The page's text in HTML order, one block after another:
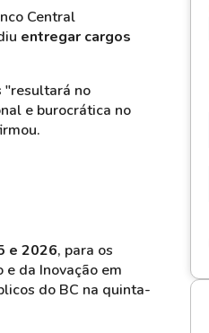
Central
entregar cargos
"resultará no
e burocrática no
e 2026, para os
da Inovação em
do BC na quinta-